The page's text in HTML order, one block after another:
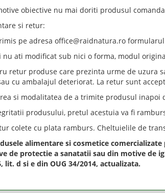
obiective nu mai doriti produsul
si retur:
pe adresa office@raidnatura.ro
nu ati modificat sub nici o forma, modul
retur produse care prezinta urme de uzura
cu ambalajul deteriorat. La retur sunt
si modalitatea de a trimite produsul inapoi
produsului, pretul acestuia va fi
colete cu plata ramburs. Cheltuielile de
alimentare si cosmetice
de protectie a sanatatii sau din motive de
lit. d si e din OUG 34/2014, actualizata.